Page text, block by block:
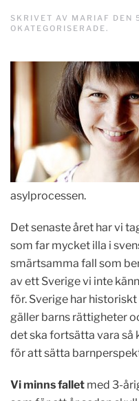
SKRIVET AV MARIAF DEN
OKATEGORISERADE.
asylprocessen.
Det senaste året har vi
som far mycket illa i
smärtsamma fall som
av ett Sverige vi inte
för. Sverige har
gäller barns rättigheter
det ska fortsätta vara så
för att sätta
Vi minns fallet med 3-